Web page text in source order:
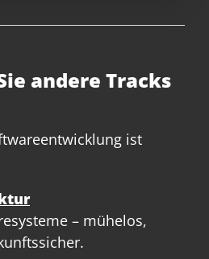
andere Tracks
ist
– mühelos,